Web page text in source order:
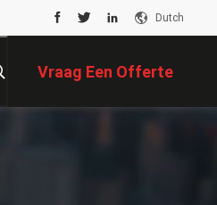
Dutch
Vraag Een Offerte